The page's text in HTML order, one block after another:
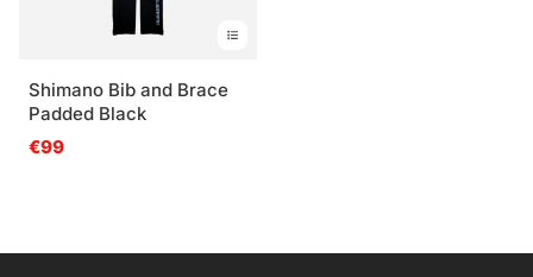
Shimano Bib and Brace
Padded Black
€99